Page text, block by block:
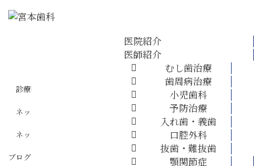
医院紹介
診療案内
医院紹介
医師紹介
むし歯治療
歯周病治療
小児歯科
予防治療
入れ歯・義歯
口腔外科
抜歯・難抜歯
顎関節症
診療時間・アクセス
ネット相談
ネット予約
ブログ